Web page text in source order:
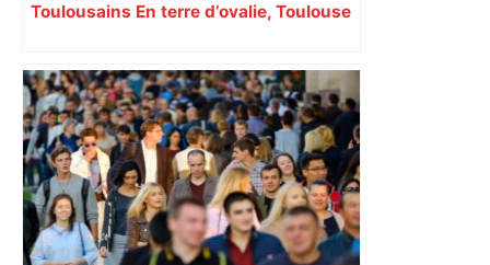
Toulousains En terre d’ovalie, Toulouse
revendiquant surtout son art du jeu en
mouvement, vif et spectaculaire.
Décryptage. Série (4 / 10)